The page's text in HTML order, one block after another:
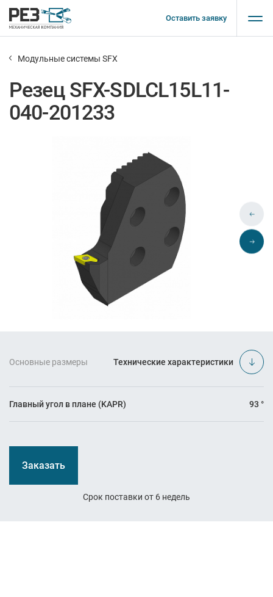
Оставить заявку
Основные размеры Технические характеристики
Главный угол в плане (KAPR) 93 °
Заказать
Срок поставки от 6 недель
Модульные системы SFX
Резец SFX-SDLCL15L11-
040-201233